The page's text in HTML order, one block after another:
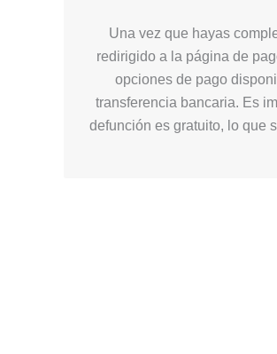
Una vez que hayas
redirigido a la página de
opciones de pago
transferencia bancaria. Es
defunción es gratuito, lo que